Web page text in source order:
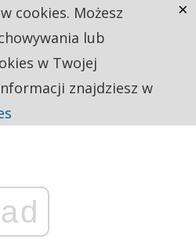
ad
cookies. Możesz
lub
w Twojej
znajdziesz w
×